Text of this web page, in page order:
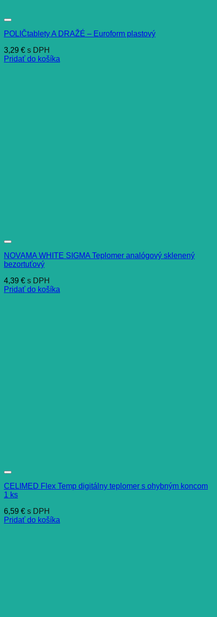
POLIČtablety A DRAŽÉ – Euroform plastový
3,29 € s DPH
Pridať do košíka
NOVAMA WHITE SIGMA Teplomer analógový sklenený
bezortuťový
4,39 € s DPH
Pridať do košíka
CELIMED Flex Temp digitálny teplomer s ohybným koncom
1 ks
6,59 € s DPH
Pridať do košíka